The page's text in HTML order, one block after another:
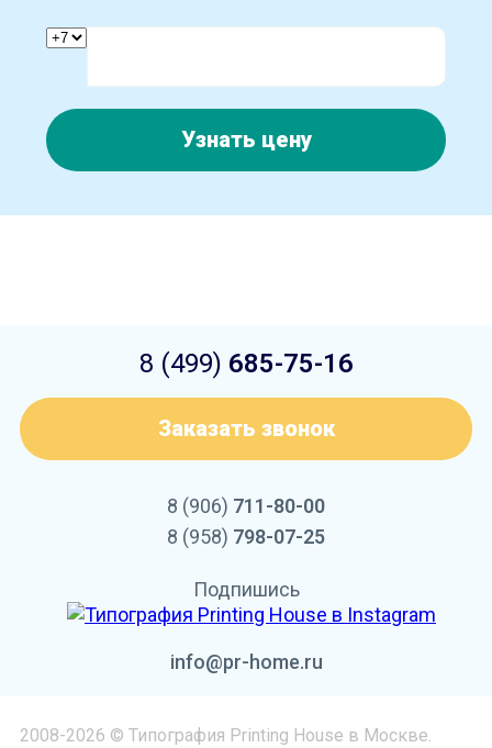
Узнать цену
8 (499) 685-75-16
Заказать звонок
8 (906) 711-80-00
8 (958) 798-07-25
Подпишись
info@pr-home.ru
2008-2026 © Типография Printing House в Москве.